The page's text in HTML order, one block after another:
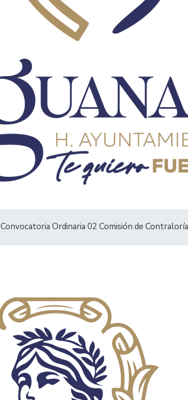
Convocatoria Ordinaria 02 Comisión de